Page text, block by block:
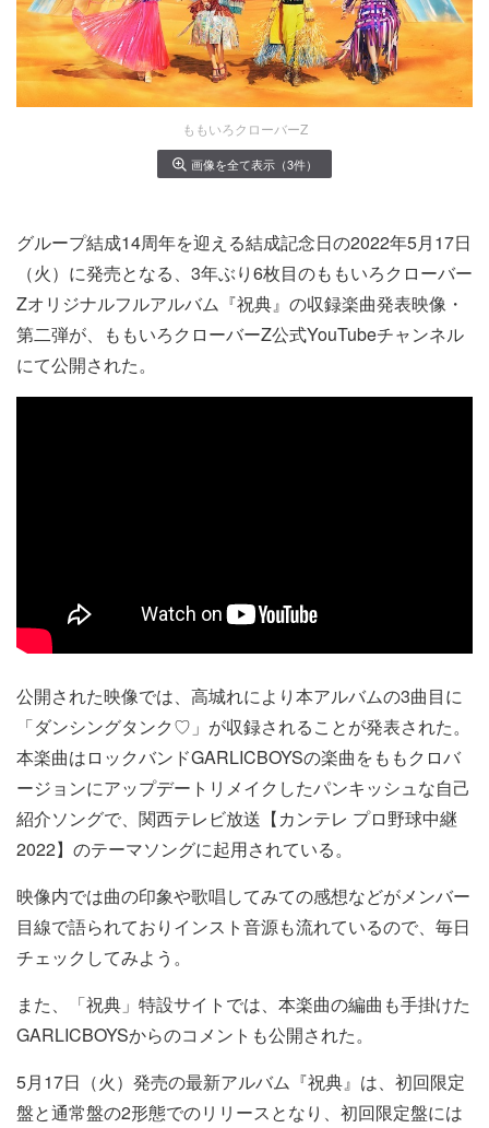
ももいろクローバーZ
画像を全て表示（3件）
グループ結成14周年を迎える結成記念日の2022年5月17日
（火）に発売となる、3年ぶり6枚目のももいろクローバー
Zオリジナルフルアルバム『祝典』の収録楽曲発表映像・
第二弾が、ももいろクローバーZ公式YouTubeチャンネル
にて公開された。
公開された映像では、高城れにより本アルバムの3曲目に
「ダンシングタンク♡」が収録されることが発表された。
本楽曲はロックバンドGARLICBOYSの楽曲をももクロバ
ージョンにアップデートリメイクしたパンキッシュな自己
紹介ソングで、関西テレビ放送【カンテレ プロ野球中継
2022】のテーマソングに起用されている。
映像内では曲の印象や歌唱してみての感想などがメンバー
目線で語られておりインスト音源も流れているので、毎日
チェックしてみよう。
また、「祝典」特設サイトでは、本楽曲の編曲も手掛けた
GARLICBOYSからのコメントも公開された。
5月17日（火）発売の最新アルバム『祝典』は、初回限定
盤と通常盤の2形態でのリリースとなり、初回限定盤には